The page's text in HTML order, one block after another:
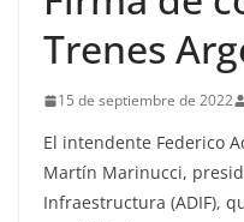
Trenes
15 de septiembre de 2022
El intendente Federico
Martín Marinucci,
Infraestructura (ADIF),